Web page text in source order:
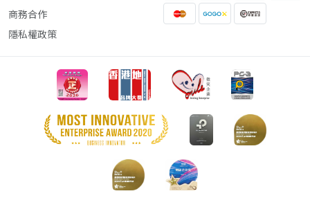
商務合作
隱私權政策